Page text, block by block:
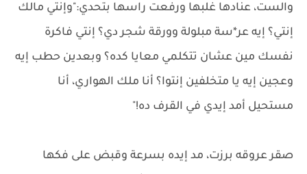
والست، عنادها غلبها ورفعت راسها بتحدي:"وإنتي مالك
إنتي؟ إيه عر*سة مبلولة وورقة شجر دي؟ إنتي فاكرة
نفسك مين عشان تتكلمي معايا كده؟ وبعدين حطب إيه
وعجين إيه يا متخلفين إنتوا؟ أنا ملك الهواري، أنا
مستحيل أمد إيدي في القرف ده!"
صقر عروقه برزت، مد إيده بسرعة وقبض على فكها